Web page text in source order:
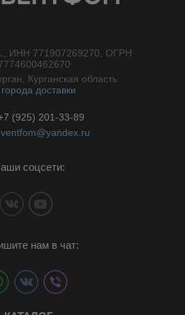
ИНН 771907269270, ОГРН
Курганская область
доставки
(925) 201-33-89
ventfom@yandex.ru
соцсети:
нам в чат: